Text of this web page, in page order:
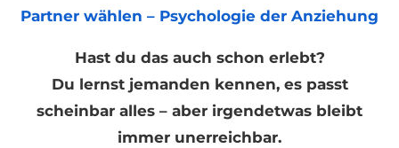
Partner wählen – Psychologie der Anziehung
Hast du das auch schon erlebt?
Du lernst jemanden kennen, es passt
scheinbar alles – aber irgendetwas bleibt
immer unerreichbar.